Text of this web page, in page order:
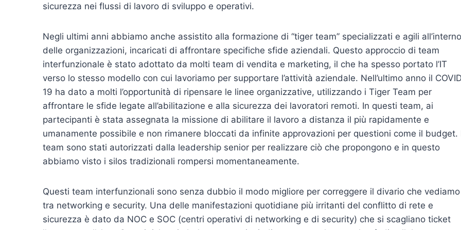
sicurezza nei flussi di lavoro di sviluppo e operativi.
Negli ultimi anni abbiamo anche assistito alla formazione di “tiger team” specializzati e agili all’interno
delle organizzazioni, incaricati di affrontare specifiche sfide aziendali. Questo approccio di team
interfunzionale è stato adottato da molti team di vendita e marketing, il che ha spesso portato l’IT
verso lo stesso modello con cui lavoriamo per supportare l’attività aziendale. Nell’ultimo anno il
19 ha dato a molti l’opportunità di ripensare le linee organizzative, utilizzando i Tiger Team per
affrontare le sfide legate all’abilitazione e alla sicurezza dei lavoratori remoti. In questi team, ai
partecipanti è stata assegnata la missione di abilitare il lavoro a distanza il più rapidamente e
umanamente possibile e non rimanere bloccati da infinite approvazioni per questioni come il budget.
team sono stati autorizzati dalla leadership senior per realizzare ciò che propongono e in questo
abbiamo visto i silos tradizionali rompersi momentaneamente.
Questi team interfunzionali sono senza dubbio il modo migliore per correggere il divario che vediamo
tra networking e security. Una delle manifestazioni quotidiane più irritanti del conflitto di rete e
sicurezza è dato da NOC e SOC (centri operativi di networking e di security) che si scagliano ticket